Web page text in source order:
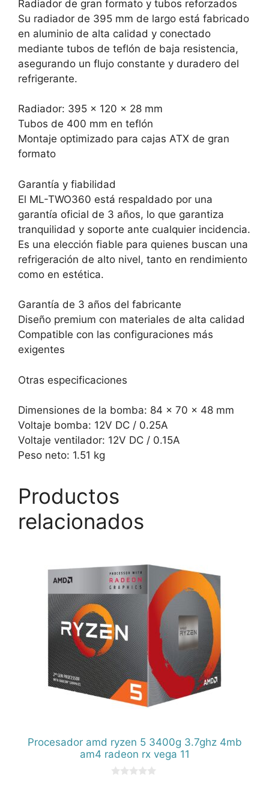
Radiador de gran formato y tubos reforzados
Su radiador de 395 mm de largo está fabricado
en aluminio de alta calidad y conectado
mediante tubos de teflón de baja resistencia,
asegurando un flujo constante y duradero del
refrigerante.
Radiador: 395 x 120 x 28 mm
Tubos de 400 mm en teflón
Montaje optimizado para cajas ATX de gran
formato
Garantía y fiabilidad
El ML-TWO360 está respaldado por una
garantía oficial de 3 años, lo que garantiza
tranquilidad y soporte ante cualquier incidencia.
Es una elección fiable para quienes buscan una
refrigeración de alto nivel, tanto en rendimiento
como en estética.
Garantía de 3 años del fabricante
Diseño premium con materiales de alta calidad
Compatible con las configuraciones más
exigentes
Otras especificaciones
Dimensiones de la bomba: 84 x 70 x 48 mm
Voltaje bomba: 12V DC / 0.25A
Voltaje ventilador: 12V DC / 0.15A
Peso neto: 1.51 kg
Productos
relacionados
Procesador amd ryzen 5 3400g 3.7ghz 4mb
am4 radeon rx vega 11